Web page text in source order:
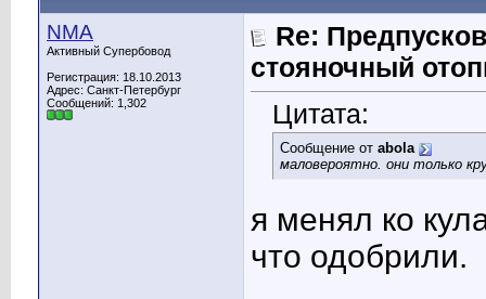
NMA
Активный Супербовод
Регистрация: 18.10.2013
Адрес: Санкт-Петербург
Сообщений: 1,302
Re:
стояночный
Цитата:
Сообщение от abola
маловероятно. они только
я менял ко
что одобрили.